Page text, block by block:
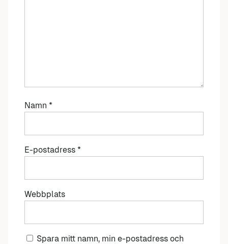
Namn *
E-postadress *
Webbplats
Spara mitt namn, min e-postadress och